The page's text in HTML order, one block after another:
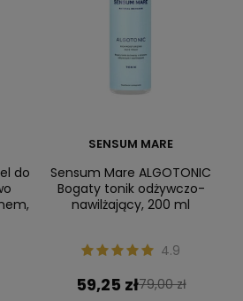
do
SENSUM MARE
Sensum Mare ALGOTONIC
Bogaty tonik odżywczo-
nawilżający, 200 ml
4.9
59,25 zł79,00 zł